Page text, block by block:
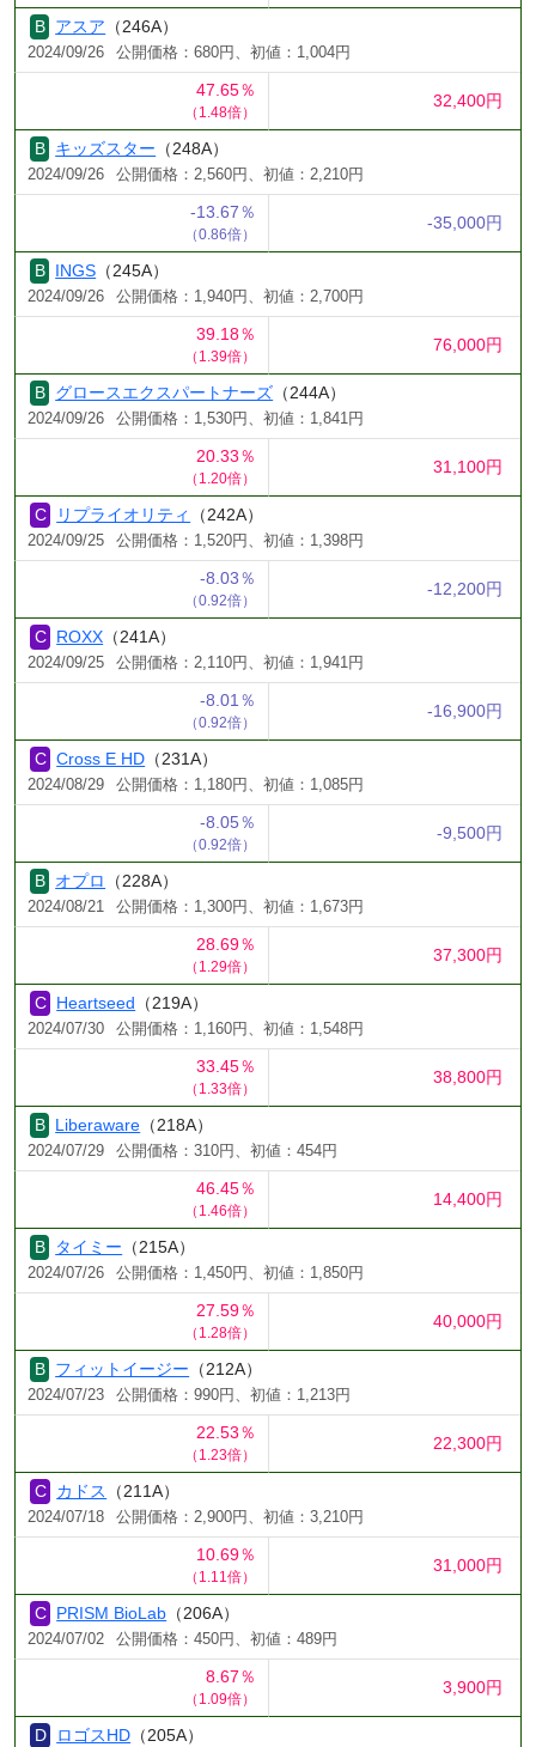
アスア （246A）
2024/09/26 公開価格：680円、初値：1,004円
47.65％
（1.48倍）
32,400円
キッズスター （248A）
2024/09/26 公開価格：2,560円、初値：2,210円
-13.67％
（0.86倍）
-35,000円
INGS （245A）
2024/09/26 公開価格：1,940円、初値：2,700円
39.18％
（1.39倍）
76,000円
グロースエクスパートナーズ （244A）
2024/09/26 公開価格：1,530円、初値：1,841円
20.33％
（1.20倍）
31,100円
リプライオリティ （242A）
2024/09/25 公開価格：1,520円、初値：1,398円
-8.03％
（0.92倍）
-12,200円
ROXX （241A）
2024/09/25 公開価格：2,110円、初値：1,941円
-8.01％
（0.92倍）
-16,900円
Cross E HD （231A）
2024/08/29 公開価格：1,180円、初値：1,085円
-8.05％
（0.92倍）
-9,500円
オプロ （228A）
2024/08/21 公開価格：1,300円、初値：1,673円
28.69％
（1.29倍）
37,300円
Heartseed （219A）
2024/07/30 公開価格：1,160円、初値：1,548円
33.45％
（1.33倍）
38,800円
Liberaware （218A）
2024/07/29 公開価格：310円、初値：454円
46.45％
（1.46倍）
14,400円
タイミー （215A）
2024/07/26 公開価格：1,450円、初値：1,850円
27.59％
（1.28倍）
40,000円
フィットイージー （212A）
2024/07/23 公開価格：990円、初値：1,213円
22.53％
（1.23倍）
22,300円
カドス （211A）
2024/07/18 公開価格：2,900円、初値：3,210円
10.69％
（1.11倍）
31,000円
PRISM BioLab （206A）
2024/07/02 公開価格：450円、初値：489円
8.67％
（1.09倍）
3,900円
ロゴスHD （205A）